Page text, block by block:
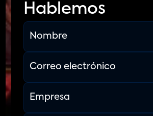
Hablemos